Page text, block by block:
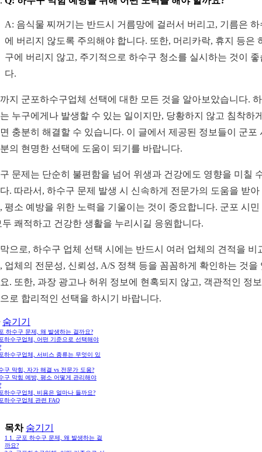
A: 음식물 찌꺼기는 반드시 거름망에 걸러서 버리고, 기름은 하
에 버리지 않도록 주의해야 합니다. 또한, 머리카락, 휴지 등은
구에 버리지 않고, 주기적으로 하수구 청소를 실시하는 것이 좋
다.
지 군포하수구업체 선택에 대한 모든 것을 알아보았습니다.
누구에게나 발생할 수 있는 일이지만, 당황하지 않고 침착하
충분히 해결할 수 있습니다. 이 글에서 제공된 정보들이 군포
의 현명한 선택에 도움이 되기를 바랍니다.
문제는 단순히 불편함을 넘어 위생과 건강에도 영향을 미칠
. 따라서, 하수구 문제 발생 시 신속하게 전문가의 도움을 받아
평소 예방을 위한 노력을 기울이는 것이 중요합니다. 군포 시민
두 쾌적하고 건강한 생활을 누리시길 응원합니다.
으로, 하수구 업체 선택 시에는 반드시 여러 업체의 견적을 비
업체의 전문성, 신뢰성, A/S 정책 등을 꼼꼼하게 확인하는 것을
. 또한, 과장 광고나 허위 정보에 현혹되지 않고, 객관적인 정
로 합리적인 선택을 하시기 바랍니다.
숨기기
하수구 문제, 왜 발생하는 걸까요?
하수구업체, 어떤 기준으로 선택해야
하수구업체, 서비스 종류는 무엇이 있
구 막힘, 자가 해결 vs 전문가 도움?
구 막힘 예방, 평소 어떻게 관리해야
하수구업체, 비용은 얼마나 들까요?
하수구업체 관련 FAQ
목차 숨기기
1 1. 군포 하수구 문제, 왜 발생하는 걸
까요?